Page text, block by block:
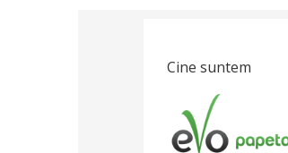
Cine suntem